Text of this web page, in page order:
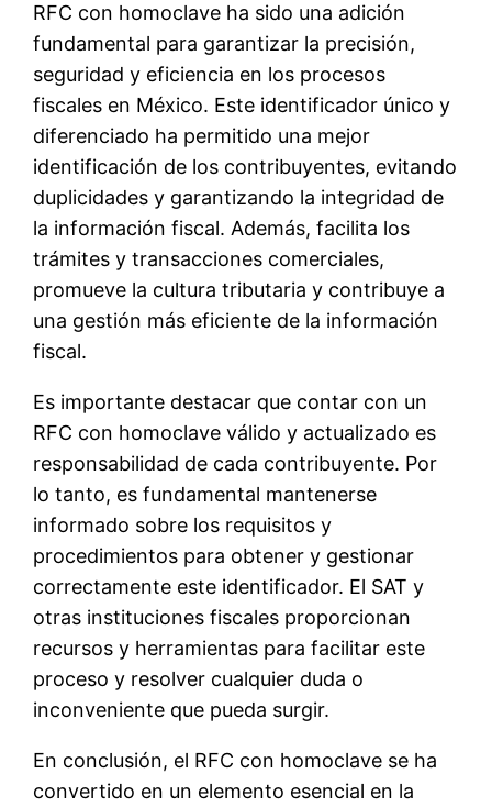
RFC con homoclave ha sido una adición
fundamental para garantizar la precisión,
seguridad y eficiencia en los procesos
fiscales en México. Este identificador único y
diferenciado ha permitido una mejor
identificación de los contribuyentes, evitando
duplicidades y garantizando la integridad de
la información fiscal. Además, facilita los
trámites y transacciones comerciales,
promueve la cultura tributaria y contribuye a
una gestión más eficiente de la información
fiscal.
Es importante destacar que contar con un
RFC con homoclave válido y actualizado es
responsabilidad de cada contribuyente. Por
lo tanto, es fundamental mantenerse
informado sobre los requisitos y
procedimientos para obtener y gestionar
correctamente este identificador. El SAT y
otras instituciones fiscales proporcionan
recursos y herramientas para facilitar este
proceso y resolver cualquier duda o
inconveniente que pueda surgir.
En conclusión, el RFC con homoclave se ha
convertido en un elemento esencial en la